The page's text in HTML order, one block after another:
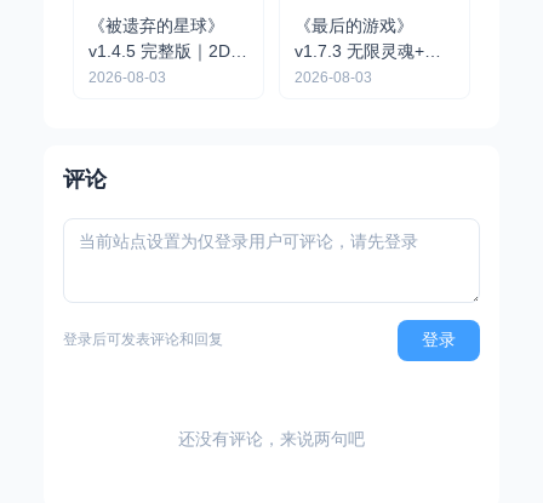
《被遗弃的星球》
v1.4.5 完整版｜2D像
素点击解谜冒险手游
2026-08-03
《最后的游戏》
v1.7.3 无限灵魂+完
整版｜肉鸽弹幕动作
2026-08-03
评论
登录后可发表评论和回复 登录
还没有评论，来说两句吧